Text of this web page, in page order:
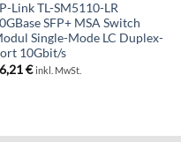
Link TL-SM5110-LR
SFP+ MSA Switch
Single-Mode LC Duplex-
10Gbit/s
€ inkl. MwSt.